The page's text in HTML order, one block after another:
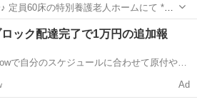
定員60床の特別養護老人ホームにて *＼
ック配達完了で1万円の追加報
で自分のスケジュールに合わせて原付や電
Ad